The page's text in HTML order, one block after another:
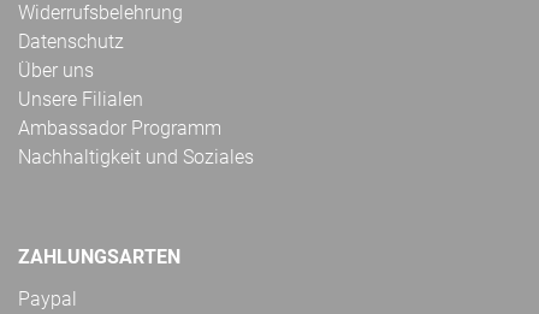
Widerrufsbelehrung
Datenschutz
Über uns
Unsere Filialen
Ambassador Programm
Nachhaltigkeit und Soziales
ZAHLUNGSARTEN
Paypal